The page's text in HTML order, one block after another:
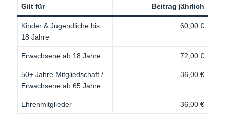
Gilt für Beitrag jährlich
Kinder & Jugendliche bis
18 Jahre
60,00 €
Erwachsene ab 18 Jahre 72,00 €
50+ Jahre Mitgliedschaft /
Erwachsene ab 65 Jahre
36,00 €
Ehrenmitglieder 36,00 €